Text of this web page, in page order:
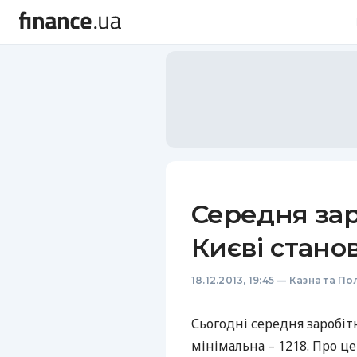
Середня
Києві
18.12.2013, 19:45 — Казна та
Сьогодні середня
мінімальна – 1218. Про